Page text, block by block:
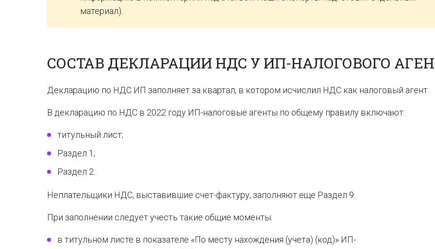
материал).
СОСТАВ ДЕКЛАРАЦИИ НДС У ИП-НАЛОГОВОГО
Декларацию по НДС ИП заполняет за квартал, в котором исчислил НДС как налоговый агент.
В декларацию по НДС в 2022 году ИП-налоговые агенты по общему правилу включают:
титульный лист;
Раздел 1;
Раздел 2.
Неплательщики НДС, выставившие счет-фактуру, заполняют еще Раздел 9.
При заполнении следует учесть такие общие моменты:
в титульном листе в показателе «По месту нахождения (учета) (код)» ИП-